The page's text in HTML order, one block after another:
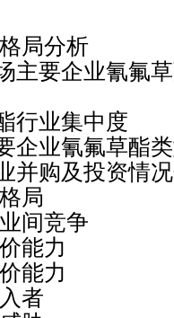
局分析
企业氰氟草
业集中度
氰氟草酯类
及投资情况
局
竞争
力
力
者